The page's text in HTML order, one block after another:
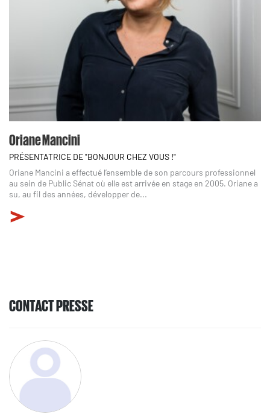
Oriane Mancini
PRÉSENTATRICE DE "BONJOUR CHEZ VOUS !"
Oriane Mancini a effectué l’ensemble de son parcours professionnel
au sein de Public Sénat où elle est arrivée en stage en 2005. Oriane a
su, au fil des années, développer de...
CONTACT PRESSE